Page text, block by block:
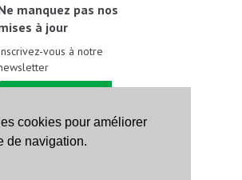
cookies pour améliorer
de navigation.
manquez pas nos
à jour
vous à notre
nous sur les